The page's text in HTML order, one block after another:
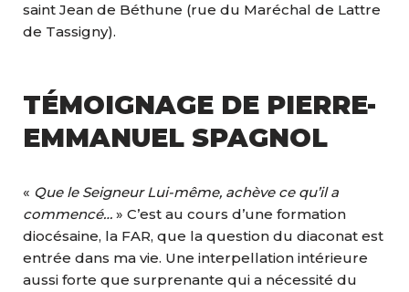
saint Jean de Béthune (rue du Maréchal de Lattre
de Tassigny).
TÉMOIGNAGE DE PIERRE-
EMMANUEL SPAGNOL
« Que le Seigneur Lui-même, achève ce qu’il a
commencé… » C’est au cours d’une formation
diocésaine, la FAR, que la question du diaconat est
entrée dans ma vie. Une interpellation intérieure
aussi forte que surprenante qui a nécessité du